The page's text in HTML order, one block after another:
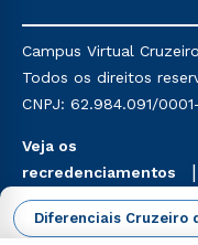
Diferenciais Cruzeiro
mencionadas são
Religioso, Geografia
do Ensino de
Campus Virtual
Todos os direitos
CNPJ: 62.984.091/
Veja os
recredenciamentos
aqui